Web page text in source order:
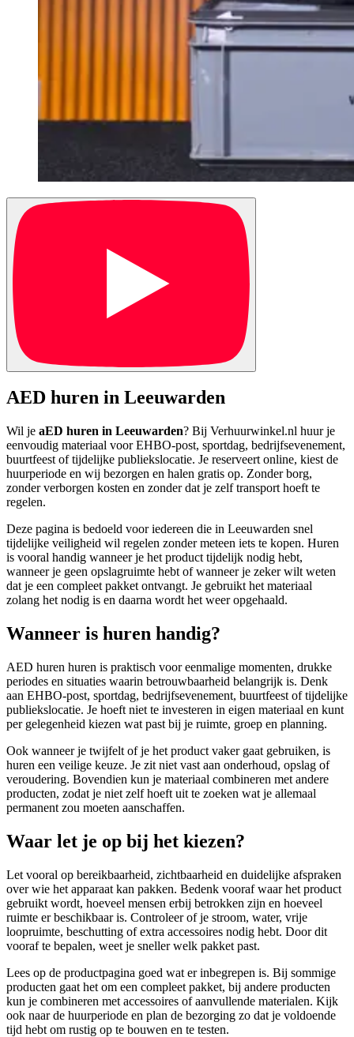
AED huren in Leeuwarden
Wil je aED huren in Leeuwarden? Bij Verhuurwinkel.nl huur je
eenvoudig materiaal voor EHBO-post, sportdag, bedrijfsevenement,
buurtfeest of tijdelijke publiekslocatie. Je reserveert online, kiest de
huurperiode en wij bezorgen en halen gratis op. Zonder borg,
zonder verborgen kosten en zonder dat je zelf transport hoeft te
regelen.
Deze pagina is bedoeld voor iedereen die in Leeuwarden snel
tijdelijke veiligheid wil regelen zonder meteen iets te kopen. Huren
is vooral handig wanneer je het product tijdelijk nodig hebt,
wanneer je geen opslagruimte hebt of wanneer je zeker wilt weten
dat je een compleet pakket ontvangt. Je gebruikt het materiaal
zolang het nodig is en daarna wordt het weer opgehaald.
Wanneer is huren handig?
AED huren huren is praktisch voor eenmalige momenten, drukke
periodes en situaties waarin betrouwbaarheid belangrijk is. Denk
aan EHBO-post, sportdag, bedrijfsevenement, buurtfeest of tijdelijke
publiekslocatie. Je hoeft niet te investeren in eigen materiaal en kunt
per gelegenheid kiezen wat past bij je ruimte, groep en planning.
Ook wanneer je twijfelt of je het product vaker gaat gebruiken, is
huren een veilige keuze. Je zit niet vast aan onderhoud, opslag of
veroudering. Bovendien kun je materiaal combineren met andere
producten, zodat je niet zelf hoeft uit te zoeken wat je allemaal
permanent zou moeten aanschaffen.
Waar let je op bij het kiezen?
Let vooral op bereikbaarheid, zichtbaarheid en duidelijke afspraken
over wie het apparaat kan pakken. Bedenk vooraf waar het product
gebruikt wordt, hoeveel mensen erbij betrokken zijn en hoeveel
ruimte er beschikbaar is. Controleer of je stroom, water, vrije
loopruimte, beschutting of extra accessoires nodig hebt. Door dit
vooraf te bepalen, weet je sneller welk pakket past.
Lees op de productpagina goed wat er inbegrepen is. Bij sommige
producten gaat het om een compleet pakket, bij andere producten
kun je combineren met accessoires of aanvullende materialen. Kijk
ook naar de huurperiode en plan de bezorging zo dat je voldoende
tijd hebt om rustig op te bouwen en te testen.